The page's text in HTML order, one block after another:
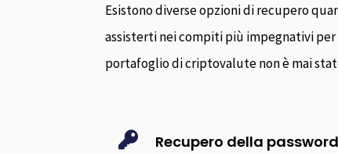
Esistono diverse opzioni di recupero
assisterti nei compiti più impegnativi
portafoglio di criptovalute non è mai

Recupero della password